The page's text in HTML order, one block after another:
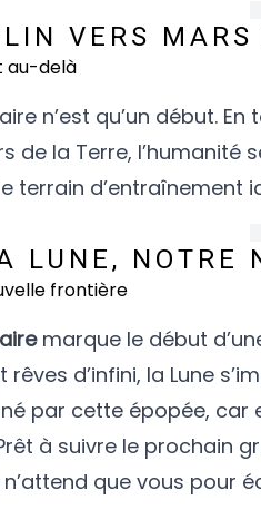
VERS
n’est qu’un début.
de la Terre, l’humanité
terrain
LUNE, NOTRE
marque le début
d’infini, la Lune
par cette épopée,
à suivre le prochain
que vous pour